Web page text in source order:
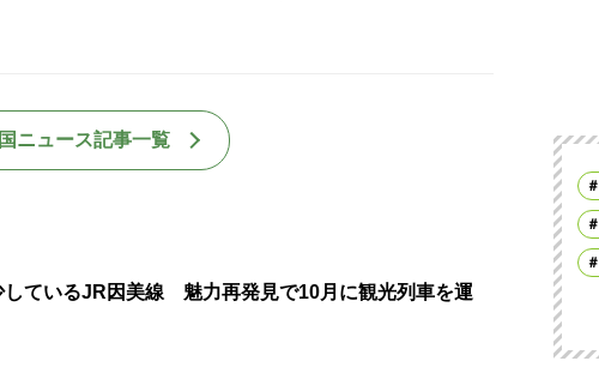
ニュース記事一覧
しているJR因美線 魅力再発見で10月に観光列車を運